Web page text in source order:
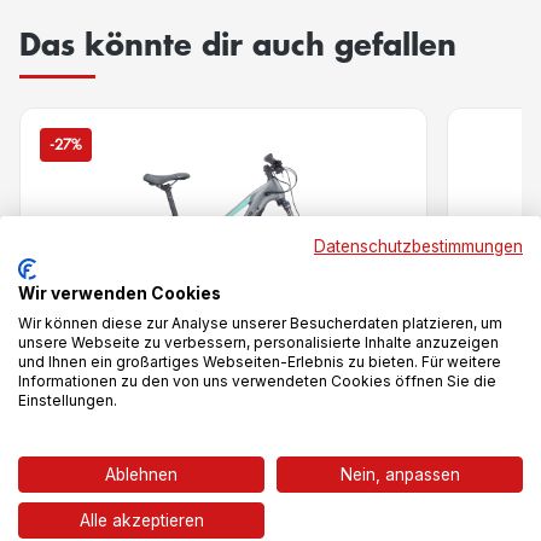
Das könnte dir auch gefallen
-27%
grau
Datenschutzbestimmungen
Wir verwenden Cookies
Wir können diese zur Analyse unserer Besucherdaten platzieren, um
unsere Webseite zu verbessern, personalisierte Inhalte anzuzeigen
und Ihnen ein großartiges Webseiten-Erlebnis zu bieten. Für weitere
Informationen zu den von uns verwendeten Cookies öffnen Sie die
Einstellungen.
Ablehnen Nein, anpassen
Alle akzeptieren